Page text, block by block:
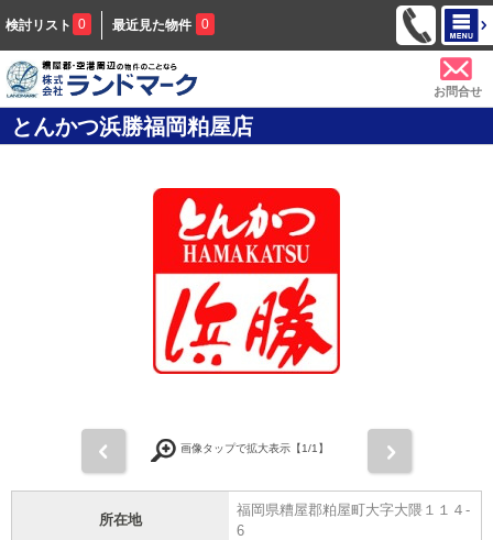
検討リスト 0 最近見た物件 0
お問合せ
とんかつ浜勝福岡粕屋店
画像タップで拡大表示【1/1】
所在地
福岡県糟屋郡粕屋町大字大隈１１４-
6